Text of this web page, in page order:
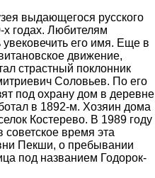
выдающегося русского
х годах. Любителям
увековечить его имя. Еще в
движение,
страстный поклонник
Соловьев. По его
под охрану дом в деревне
в 1892-м. Хозяин дома
Костерево. В 1989 году
время эта
Пекши, о пребывании
под названием Годорок-